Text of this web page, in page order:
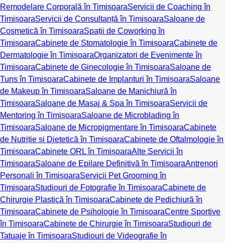
Remodelare Corporală în TimișoaraServicii de Coaching în
TimișoaraServicii de Consultanță în TimișoaraSaloane de
Cosmetică în TimișoaraSpații de Coworking în
TimișoaraCabinete de Stomatologie în TimișoaraCabinete de
Dermatologie în TimișoaraOrganizatori de Evenimente în
TimișoaraCabinete de Ginecologie în TimișoaraSaloane de
Tuns în TimișoaraCabinete de Implanturi în TimișoaraSaloane
de Makeup în TimișoaraSaloane de Manichiură în
TimișoaraSaloane de Masaj & Spa în TimișoaraServicii de
Mentoring în TimișoaraSaloane de Microblading în
TimișoaraSaloane de Micropigmentare în TimișoaraCabinete
de Nutriție și Dietetică în TimișoaraCabinete de Oftalmologie în
TimișoaraCabinete ORL în TimișoaraAlte Servicii în
TimișoaraSaloane de Epilare Definitivă în TimișoaraAntrenori
Personali în TimișoaraServicii Pet Grooming în
TimișoaraStudiouri de Fotografie în TimișoaraCabinete de
Chirurgie Plastică în TimișoaraCabinete de Pedichiură în
TimișoaraCabinete de Psihologie în TimișoaraCentre Sportive
în TimișoaraCabinete de Chirurgie în TimișoaraStudiouri de
Tatuaje în TimișoaraStudiouri de Videografie în